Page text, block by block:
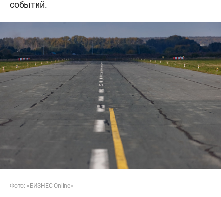
событий.
Фото: «БИЗНЕС Online»